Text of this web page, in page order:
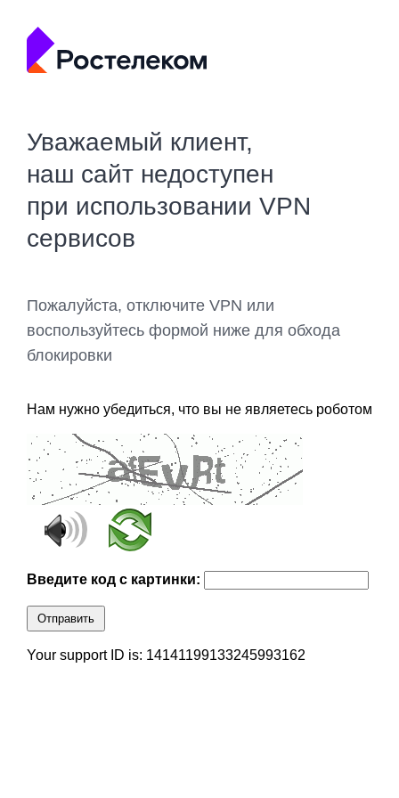
Уважаемый клиент,
наш сайт недоступен
при использовании VPN
сервисов
Пожалуйста, отключите VPN или
воспользуйтесь формой ниже для обхода
блокировки
Нам нужно убедиться, что вы не являетесь роботом
Введите код с картинки:
Отправить
Your support ID is: 14141199133245993162